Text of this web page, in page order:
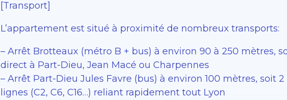
[Transport]
L’appartement est situé à proximité de nombreux transports:
– Arrêt Brotteaux (métro B + bus) à environ 90 à 250 mètres,
direct à Part-Dieu, Jean Macé ou Charpennes
– Arrêt Part-Dieu Jules Favre (bus) à environ 100 mètres, soit
lignes (C2, C6, C16…) reliant rapidement tout Lyon